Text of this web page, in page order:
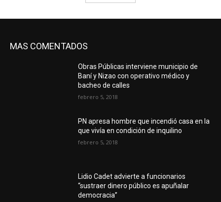
MAS COMENTADOS
Obras Públicas interviene municipio de
Baní y Nizao con operativo médico y
bacheo de calles
febrero 5, 2018
PN apresa hombre que incendió casa en la
que vivía en condición de inquilino
febrero 5, 2018
Lidio Cadet advierte a funcionarios
“sustraer dinero público es apuñalar
democracia”